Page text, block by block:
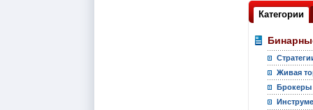
Категории
Живая
Брокеры